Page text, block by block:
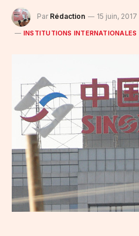
Par Rédaction 15 juin, 2017
INSTITUTIONS INTERNATIONALES